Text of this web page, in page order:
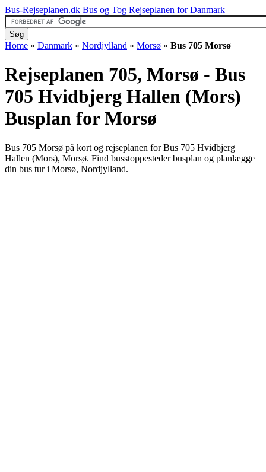
Bus-Rejseplanen.dk Bus og Tog Rejseplanen for Danmark
Home » Danmark » Nordjylland » Morsø » Bus 705 Morsø
Rejseplanen 705, Morsø - Bus
705 Hvidbjerg Hallen (Mors)
Busplan for Morsø
Bus 705 Morsø på kort og rejseplanen for Bus 705 Hvidbjerg
Hallen (Mors), Morsø. Find busstoppesteder busplan og planlægge
din bus tur i Morsø, Nordjylland.